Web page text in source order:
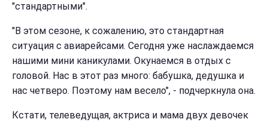
"стандартными".
"В этом сезоне, к сожалению, это стандартная
ситуация с авиарейсами. Сегодня уже наслаждаемся
нашими мини каникулами. Окунаемся в отдых с
головой. Нас в этот раз много: бабушка, дедушка и
нас четверо. Поэтому нам весело", - подчеркнула она.
Кстати, телеведущая, актриса и мама двух девочек